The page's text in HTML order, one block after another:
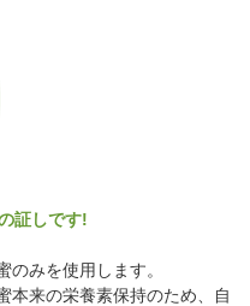
証しです!
のみを使用します。
本来の栄養素保持のため、自